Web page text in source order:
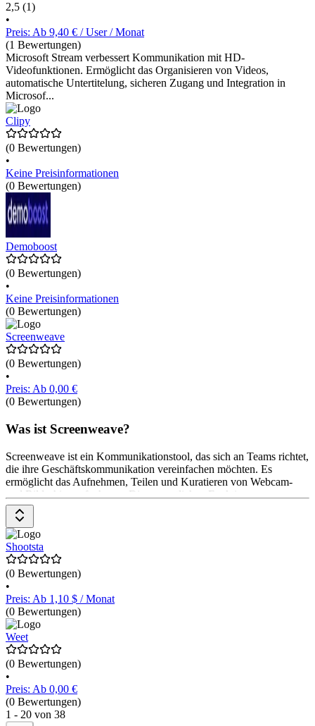
2,5 (1)
•
Preis: Ab 9,40 € / User / Monat
(1 Bewertungen)
Microsoft Stream verbessert Kommunikation mit HD-
Videofunktionen. Ermöglicht das Organisieren von Videos,
automatische Untertitelung, sicheren Zugang und Integration in
Microsof...
Clipy
(0 Bewertungen)
•
Keine Preisinformationen
(0 Bewertungen)
Demoboost
(0 Bewertungen)
•
Keine Preisinformationen
(0 Bewertungen)
Screenweave
(0 Bewertungen)
•
Preis: Ab 0,00 €
(0 Bewertungen)
Was ist Screenweave?
Screenweave ist ein Kommunikationstool, das sich an Teams richtet,
die ihre Geschäftskommunikation vereinfachen möchten. Es
ermöglicht das Aufnehmen, Teilen und Kuratieren von Webcam-
und Bildschirmaufnahmen. Die wesentlichen Funktionen von
Screenweave umfassen das Aufnehmen und Speichern von
Webcam- und Bildschirmaufnahmen direkt im Browser, das
Hinzufügen von persönlichen Kommentaren zu den Aufnahmen
und das nahtlose Teilen von neuen und gespeicherten Aufnahmen
mit dem Team. Screenweave bietet ein kostenloses Testangebot an.
Die Preisgestaltung nach dem Testzeitraum ist nicht angegeben.
Shootsta
(0 Bewertungen)
•
Preis: Ab 1,10 $ / Monat
(0 Bewertungen)
Weet
(0 Bewertungen)
•
Preis: Ab 0,00 €
(0 Bewertungen)
1 - 20 von 38